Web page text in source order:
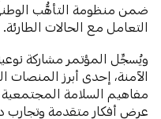
ضمن منظومة التأهُّب
التعامل مع الحالات الطارئة.
ويُسجِّل المؤتمر مشاركة
الآمنة، إحدى أبرز المنصات
مفاهيم السلامة المجتمعية
عرض أفكار متقدمة وتجارب